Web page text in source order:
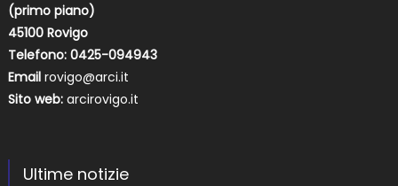
(primo piano)
45100 Rovigo
Telefono: 0425-094943
Email rovigo@arci.it
Sito web: arcirovigo.it
Ultime notizie